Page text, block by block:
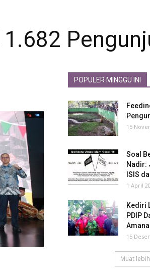
POPULER MINGGU INI
15
Soal
Nadir:
ISIS
1 April
Kediri
PDIP
15
Muat